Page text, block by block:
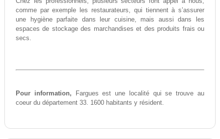
comme par exemple les restaurateurs, qui tiennent à s’assurer
une hygiène parfaite dans leur cuisine, mais aussi dans les
espaces de stockage des marchandises et des produits frais ou
secs.
Pour information, Fargues est une localité qui se trouve au
coeur du département 33. 1600 habitants y résident.